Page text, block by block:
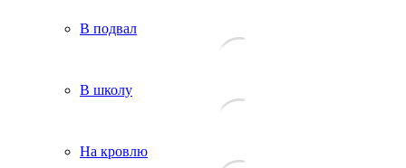
В подвал
В школу
На кровлю